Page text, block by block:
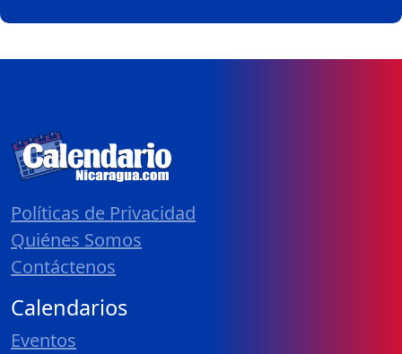
Políticas de Privacidad
Quiénes Somos
Contáctenos
Calendarios
Eventos